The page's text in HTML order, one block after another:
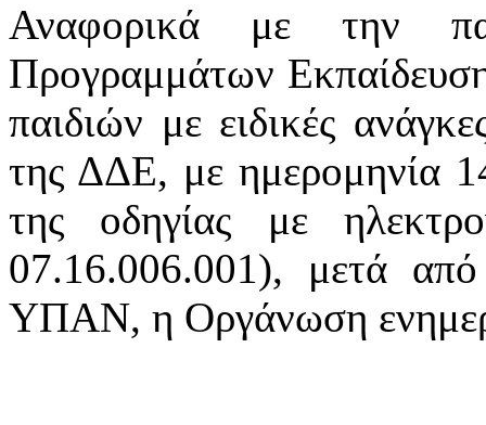
Αναφορικά με την
Προγραμμάτων
παιδιών με ειδικές
της ΔΔΕ, με ημερομηνία
της οδηγίας με
07.16.006.001), μετά
ΥΠΑΝ, η Οργάνωση